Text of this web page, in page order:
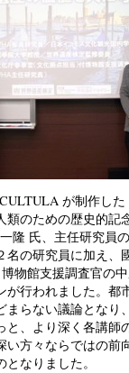
が制作し
類のための歴史的記
隆 氏、 主任研究員
名の研究員に加え、
物館支援調査官の
が行われました。都
まらない議論となり
と、より深く各講師
い方々ならではの前
なりました。